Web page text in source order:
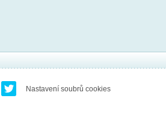
Nastavení soubrů cookies